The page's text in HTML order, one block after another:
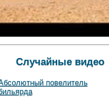
Случайные видео
повелитель